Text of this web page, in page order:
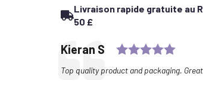
Livraison rapide gratuite au
50 £
Testimonial
Author:
Kieran S
Text:
Top quality product and packaging.